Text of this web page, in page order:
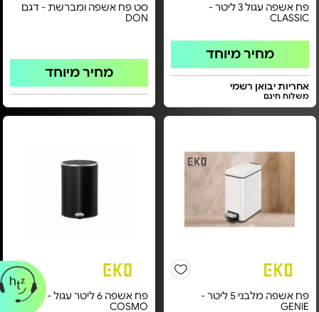
פח אשפה עגול 3 ליטר -
CLASSIC
מחיר מיוחד
אחריות יבואן רשמי
משלוח חינם
סט פח אשפה ומברשת - דגם
DON
מחיר מיוחד
פח אשפה מלבני 5 ליטר -
GENIE
פח אשפה 6 ליטר עגול -
COSMO